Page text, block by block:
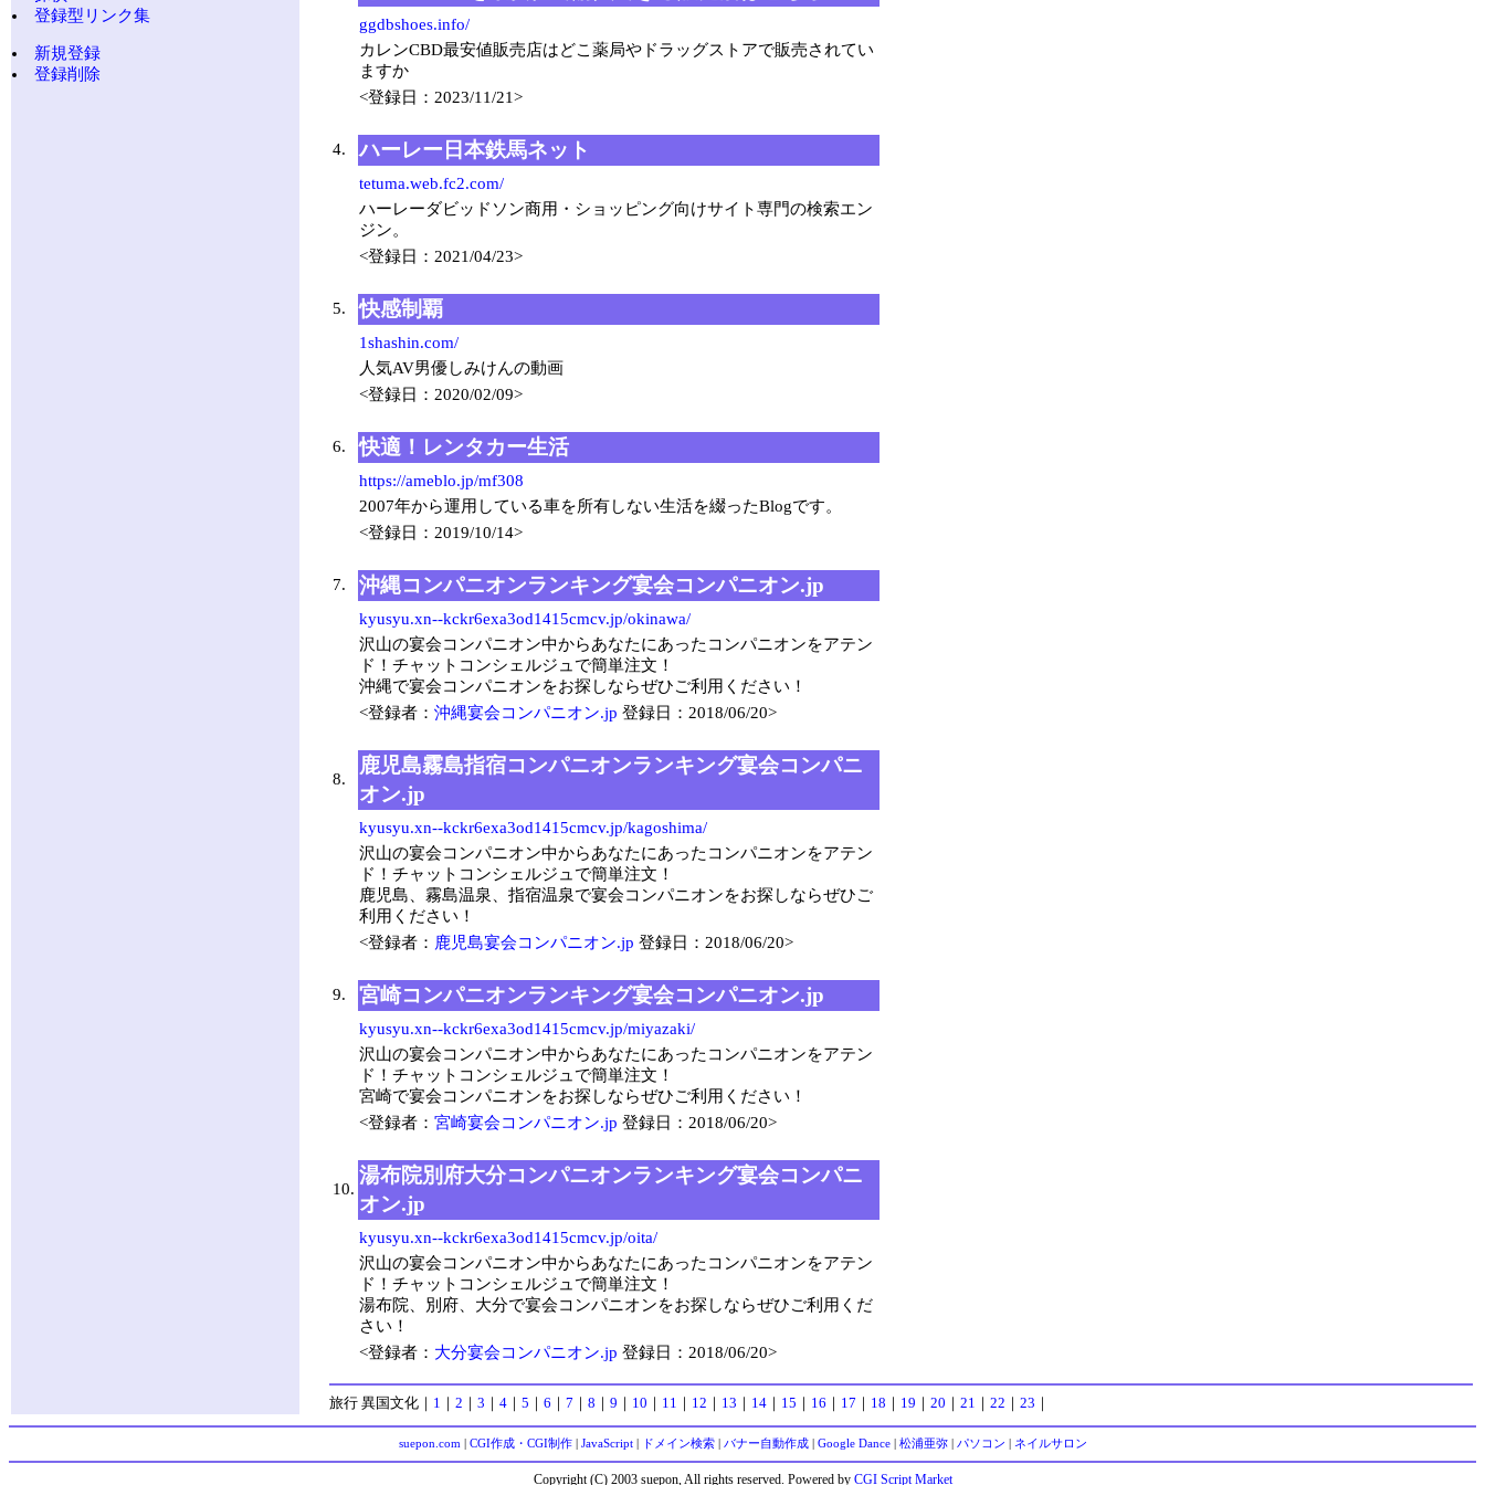
登録型リンク集
新規登録
登録削除
ggdbshoes.info/
カレンCBD最安値販売店はどこ薬局やドラッグストアで販売されてい
ますか
<登録日：2023/11/21>
4. ハーレー日本鉄馬ネット
tetuma.web.fc2.com/
ハーレーダビッドソン商用・ショッピング向けサイト専門の検索エン
ジン。
<登録日：2021/04/23>
5. 快感制覇
1shashin.com/
人気AV男優しみけんの動画
<登録日：2020/02/09>
6. 快適！レンタカー生活
https://ameblo.jp/mf308
2007年から運用している車を所有しない生活を綴ったBlogです。
<登録日：2019/10/14>
7. 沖縄コンパニオンランキング宴会コンパニオン.jp
kyusyu.xn--kckr6exa3od1415cmcv.jp/okinawa/
沢山の宴会コンパニオン中からあなたにあったコンパニオンをアテン
ド！チャットコンシェルジュで簡単注文！
沖縄で宴会コンパニオンをお探しならぜひご利用ください！
<登録者： 沖縄宴会コンパニオン.jp 登録日：2018/06/20>
8.
鹿児島霧島指宿コンパニオンランキング宴会コンパニ
オン.jp
kyusyu.xn--kckr6exa3od1415cmcv.jp/kagoshima/
沢山の宴会コンパニオン中からあなたにあったコンパニオンをアテン
ド！チャットコンシェルジュで簡単注文！
鹿児島、霧島温泉、指宿温泉で宴会コンパニオンをお探しならぜひご
利用ください！
<登録者： 鹿児島宴会コンパニオン.jp 登録日：2018/06/20>
9. 宮崎コンパニオンランキング宴会コンパニオン.jp
kyusyu.xn--kckr6exa3od1415cmcv.jp/miyazaki/
沢山の宴会コンパニオン中からあなたにあったコンパニオンをアテン
ド！チャットコンシェルジュで簡単注文！
宮崎で宴会コンパニオンをお探しならぜひご利用ください！
<登録者： 宮崎宴会コンパニオン.jp 登録日：2018/06/20>
10.
湯布院別府大分コンパニオンランキング宴会コンパニ
オン.jp
kyusyu.xn--kckr6exa3od1415cmcv.jp/oita/
沢山の宴会コンパニオン中からあなたにあったコンパニオンをアテン
ド！チャットコンシェルジュで簡単注文！
湯布院、別府、大分で宴会コンパニオンをお探しならぜひご利用くだ
さい！
<登録者： 大分宴会コンパニオン.jp 登録日：2018/06/20>
旅行 異国文化 ｜ 1 ｜ 2 ｜ 3 ｜ 4 ｜ 5 ｜ 6 ｜ 7 ｜ 8 ｜ 9 ｜ 10 ｜ 11 ｜ 12 ｜ 13 ｜ 14 ｜ 15 ｜ 16 ｜ 17 ｜ 18 ｜ 19 ｜ 20 ｜ 21 ｜ 22 ｜ 23 ｜
suepon.com CGI作成・CGI制作| JavaScript| ドメイン検索| バナー自動作成| Google Dance| 松浦亜弥| パソコン ネイルサロン
Copyright (C) 2003 suepon, All rights reserved. Powered by CGI Script Market